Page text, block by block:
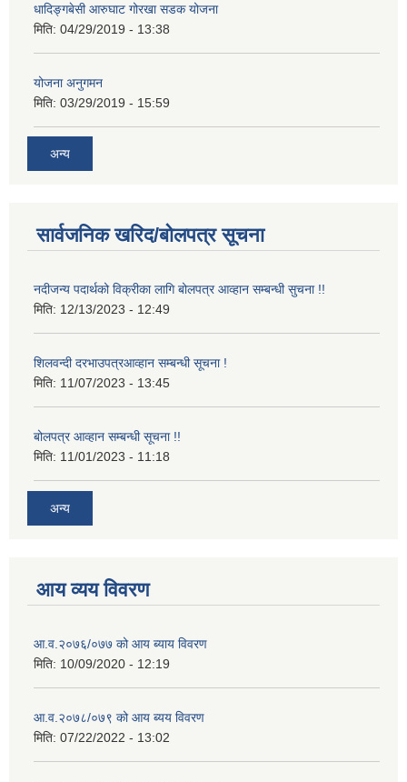
धादिङ्गबेसी आरुघाट गोरखा सडक योजना
मिति: 04/29/2019 - 13:38
योजना अनुगमन
मिति: 03/29/2019 - 15:59
अन्य
सार्वजनिक खरिद/बोलपत्र सूचना
नदीजन्य पदार्थको विक्रीका लागि बोलपत्र आव्हान सम्बन्धी सुचना !!
मिति: 12/13/2023 - 12:49
शिलवन्दी दरभाउपत्रआव्हान सम्बन्धी सूचना !
मिति: 11/07/2023 - 13:45
बोलपत्र आव्हान सम्बन्धी सूचना !!
मिति: 11/01/2023 - 11:18
अन्य
आय व्यय विवरण
आ.व.२०७६/०७७ को आय ब्याय विवरण
मिति: 10/09/2020 - 12:19
आ.व.२०७८/०७९ को आय ब्यय विवरण
मिति: 07/22/2022 - 13:02